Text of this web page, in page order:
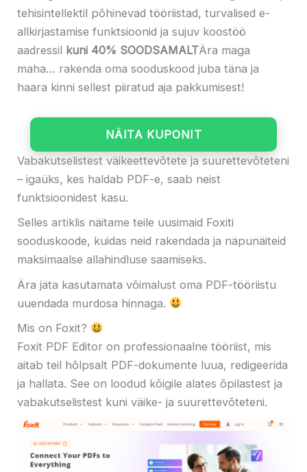
tehisintellektil põhinevad tööriistad, turvalised e-
allkirjastamise funktsioonid ja sujuv koostöö
aadressil kuni 40% SOODSAMALTÄra maga
maha… rakenda oma sooduskood juba täna ja
haara kinni sellest piiratud aja pakkumisest!
NÄITA KUPONIT
Vabakutselistest väikeettevõtete ja suurettevõteteni
– igaüks, kes haldab PDF-e, saab neist
funktsioonidest kasu.
Selles artiklis näitame teile uusimaid Foxiti
sooduskoode, kuidas neid rakendada ja näpunäiteid
maksimaalse allahindluse saamiseks.
Ära jäta kasutamata võimalust oma PDF-tööriistu
uuendada murdosa hinnaga.
Mis on Foxit?
Foxit PDF Editor on professionaalne tööriist, mis
aitab teil hõlpsalt PDF-dokumente luua, redigeerida
ja hallata. See on loodud kõigile alates õpilastest ja
vabakutselistest kuni väike- ja suurettevõteteni.